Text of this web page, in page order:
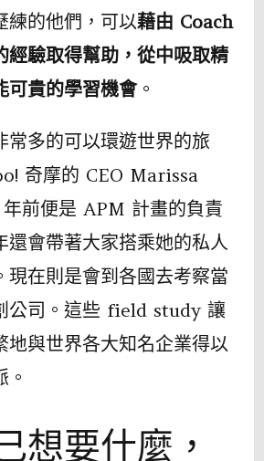
練的他們，可以藉由 Coach
經驗取得幫助，從中吸取精
可貴的學習機會。
常多的可以環遊世界的旅
奇摩的 CEO Marissa
前便是 APM 計畫的負責
還會帶著大家搭乘她的私人
現在則是會到各國去考察當
公司。這些 field study 讓
地與世界各大知名企業得以
想要什麼，